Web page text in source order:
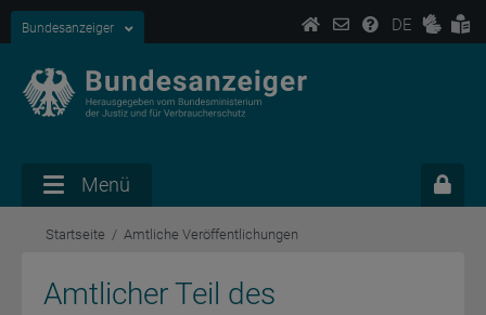
Bundesanzeiger DE
Menü
Startseite Amtliche Veröffentlichungen
Amtlicher Teil des